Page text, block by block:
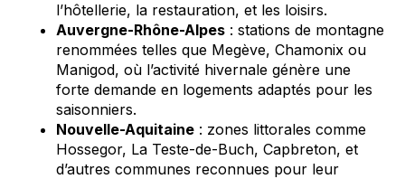
l’hôtellerie, la restauration, et les loisirs.
Auvergne-Rhône-Alpes : stations de montagne
renommées telles que Megève, Chamonix ou
Manigod, où l’activité hivernale génère une
forte demande en logements adaptés pour les
saisonniers.
Nouvelle-Aquitaine : zones littorales comme
Hossegor, La Teste-de-Buch, Capbreton, et
d’autres communes reconnues pour leur